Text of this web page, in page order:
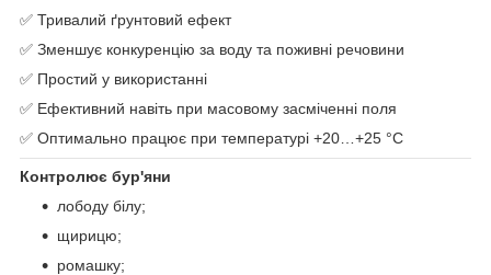
✅ Тривалий ґрунтовий ефект
✅ Зменшує конкуренцію за воду та поживні речовини
✅ Простий у використанні
✅ Ефективний навіть при масовому засміченні поля
✅ Оптимально працює при температурі +20…+25 °C
Контролює бур'яни
лободу білу;
щирицю;
ромашку;